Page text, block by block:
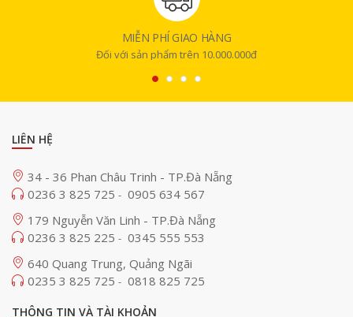
MIỄN PHÍ GIAO HÀNG
Đối với sản phẩm trên 10.000.000đ
LIÊN HỆ
34 - 36 Phan Châu Trinh - TP.Đà Nẵng
0236 3 825 725 - 0905 634 567
179 Nguyễn Văn Linh - TP.Đà Nẵng
0236 3 825 225 - 0345 555 553
640 Quang Trung, Quảng Ngãi
0235 3 825 725 - 0818 825 725
THÔNG TIN VÀ TÀI KHOẢN